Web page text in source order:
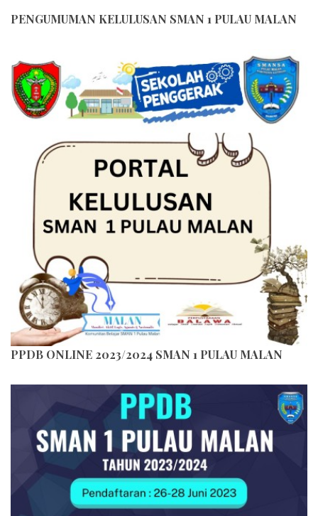
PENGUMUMAN KELULUSAN SMAN 1 PULAU MALAN
PPDB ONLINE 2023/2024 SMAN 1 PULAU MALAN